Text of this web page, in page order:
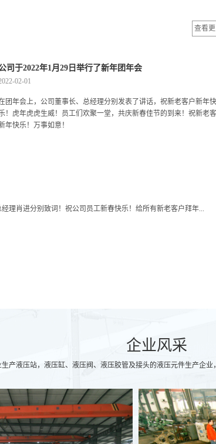
查看
司于2022年1月29日举行了新年团年会
02-01
团年会上，公司董事长、总经理分别发表了讲话，祝新老客户新年快
！虎年虎虎生威！员工们欢聚一堂，共庆新春佳节的到来！祝新老
年快乐！万事如意！
理肖进分别致词！祝公司员工新春快乐！给所有新老客户拜年...
企业风采
产液压站，液压缸、液压阀、液压胶管及接头的液压元件生产企